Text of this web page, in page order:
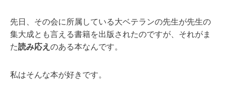
先日、その会に所属している大ベテランの先生が先生の
集大成とも言える書籍を出版されたのですが、それがま
た読み応え のある本なんです。
私はそんな本が好きです。